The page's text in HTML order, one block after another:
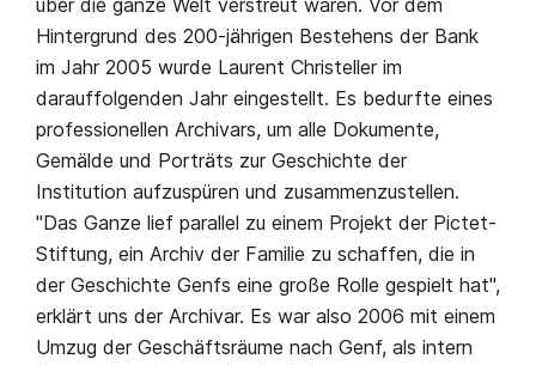
über die ganze Welt verstreut waren. Vor dem
Hintergrund des 200-jährigen Bestehens der Bank
im Jahr 2005 wurde Laurent Christeller im
darauffolgenden Jahr eingestellt. Es bedurfte eines
professionellen Archivars, um alle Dokumente,
Gemälde und Porträts zur Geschichte der
Institution aufzuspüren und zusammenzustellen.
"Das Ganze lief parallel zu einem Projekt der Pictet-
Stiftung, ein Archiv der Familie zu schaffen, die in
der Geschichte Genfs eine große Rolle gespielt hat",
erklärt uns der Archivar. Es war also 2006 mit einem
Umzug der Geschäftsräume nach Genf, als intern